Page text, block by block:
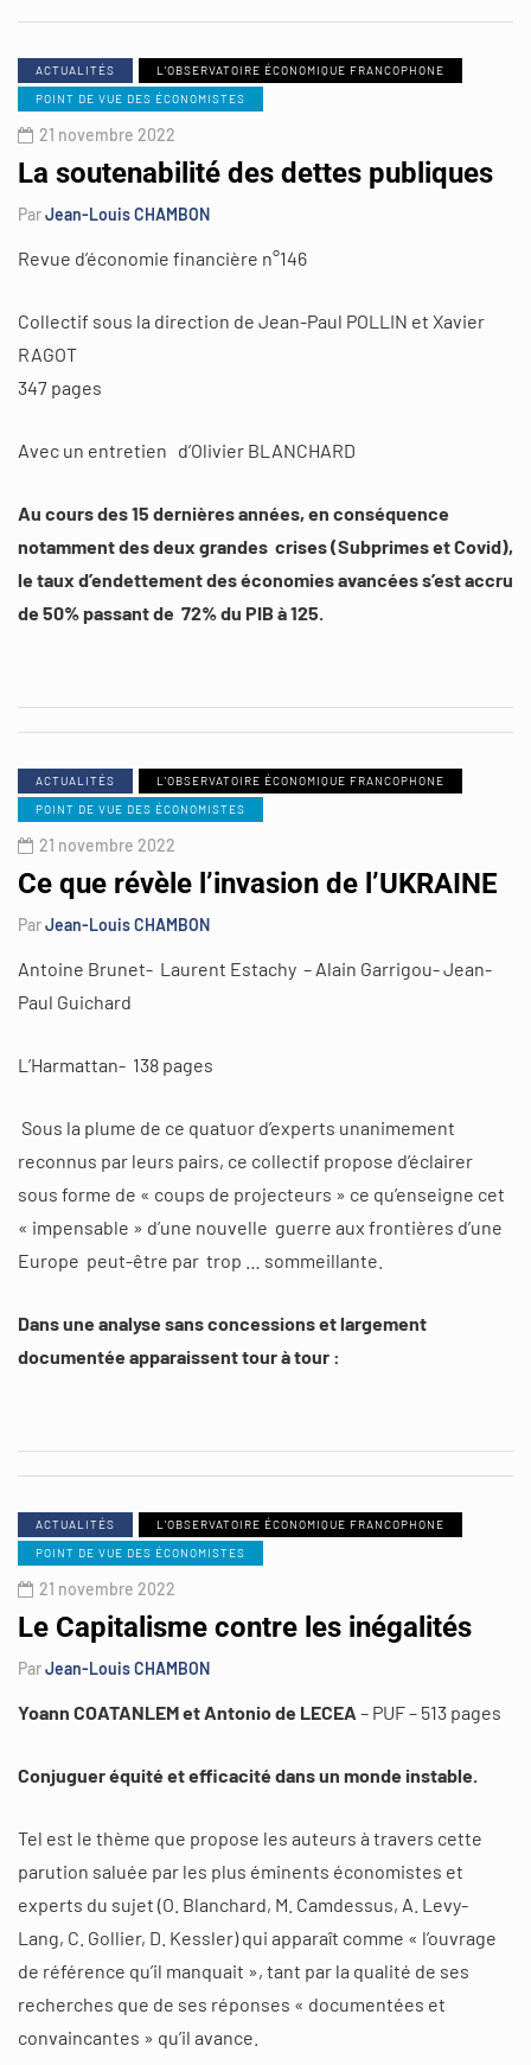
ACTUALITÉS
L'OBSERVATOIRE ÉCONOMIQUE FRANCOPHONE
POINT DE VUE DES ÉCONOMISTES
21 novembre 2022
La soutenabilité des dettes publiques
ParJean-Louis CHAMBON
Revue d’économie financière n°146
Collectif sous la direction de Jean-Paul POLLIN et Xavier
RAGOT
347 pages
Avec un entretien d’Olivier BLANCHARD
Au cours des 15 dernières années, en conséquence
notamment des deux grandes crises (Subprimes et Covid),
le taux d’endettement des économies avancées s’est accru
de 50% passant de 72% du PIB à 125.
ACTUALITÉS
L'OBSERVATOIRE ÉCONOMIQUE FRANCOPHONE
POINT DE VUE DES ÉCONOMISTES
21 novembre 2022
Ce que révèle l’invasion de l’UKRAINE
ParJean-Louis CHAMBON
Antoine Brunet- Laurent Estachy – Alain Garrigou- Jean-
Paul Guichard
L’Harmattan- 138 pages
Sous la plume de ce quatuor d’experts unanimement
reconnus par leurs pairs, ce collectif propose d’éclairer
sous forme de « coups de projecteurs » ce qu’enseigne cet
« impensable » d’une nouvelle guerre aux frontières d’une
Europe peut-être par trop … sommeillante.
Dans une analyse sans concessions et largement
documentée apparaissent tour à tour :
ACTUALITÉS
L'OBSERVATOIRE ÉCONOMIQUE FRANCOPHONE
POINT DE VUE DES ÉCONOMISTES
21 novembre 2022
Le Capitalisme contre les inégalités
ParJean-Louis CHAMBON
Yoann COATANLEM et Antonio de LECEA – PUF – 513 pages
Conjuguer équité et efficacité dans un monde instable.
Tel est le thème que propose les auteurs à travers cette
parution saluée par les plus éminents économistes et
experts du sujet (O. Blanchard, M. Camdessus, A. Levy-
Lang, C. Gollier, D. Kessler) qui apparaît comme « l’ouvrage
de référence qu’il manquait », tant par la qualité de ses
recherches que de ses réponses « documentées et
convaincantes » qu’il avance.